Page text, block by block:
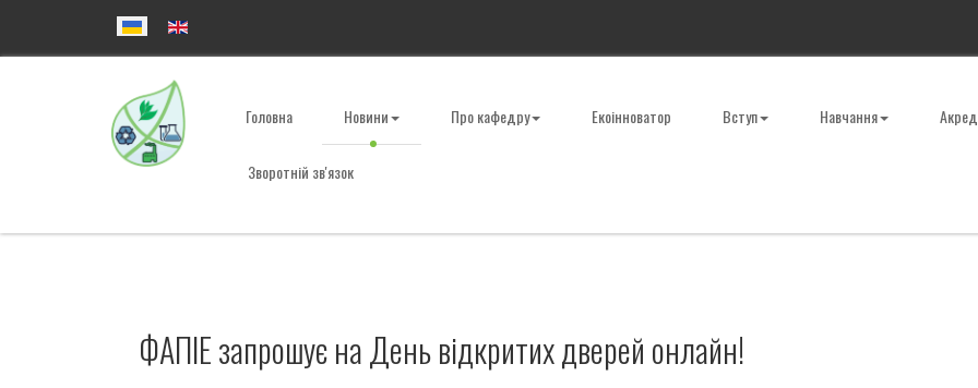
Головна Новини Про кафедру Екоінноватор Вступ Навчання
Зворотній зв'язок
ФАПІЕ запрошує на День відкритих дверей онлайн!